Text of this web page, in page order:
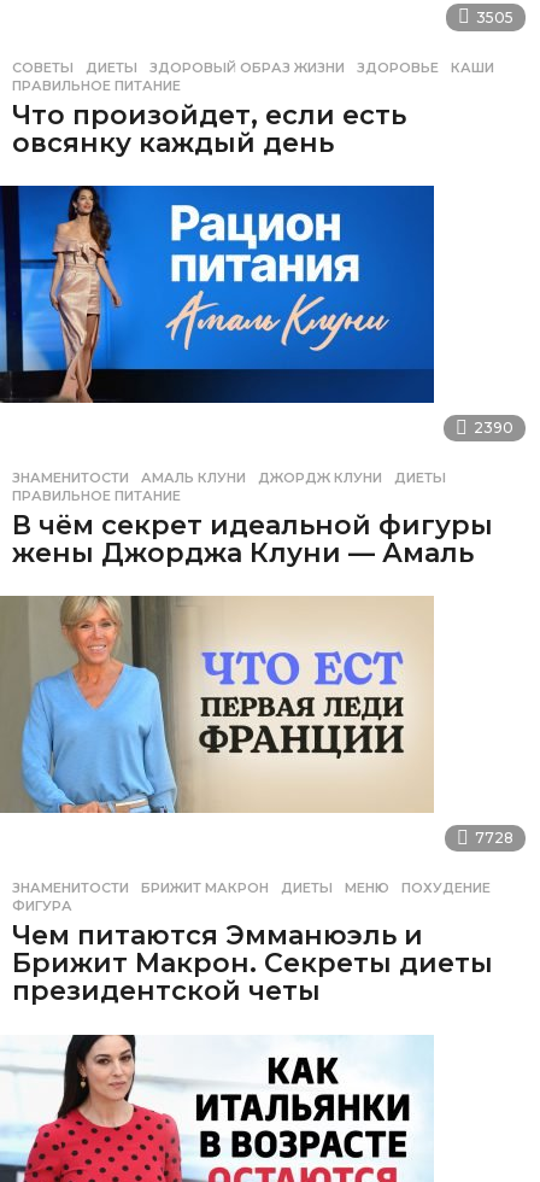
3505
СОВЕТЫ ДИЕТЫ ,ЗДОРОВЫЙ ОБРАЗ ЖИЗНИ ,ЗДОРОВЬЕ ,КАШИ
ПРАВИЛЬНОЕ ПИТАНИЕ
Что произойдет, если есть
овсянку каждый день
2390
ЗНАМЕНИТОСТИ АМАЛЬ КЛУНИ ,ДЖОРДЖ КЛУНИ ,ДИЕТЫ
ПРАВИЛЬНОЕ ПИТАНИЕ
В чём секрет идеальной фигуры
жены Джорджа Клуни — Амаль
7728
ЗНАМЕНИТОСТИ БРИЖИТ МАКРОН ,ДИЕТЫ ,МЕНЮ ,ПОХУДЕНИЕ
ФИГУРА
Чем питаются Эмманюэль и
Брижит Макрон. Секреты диеты
президентской четы